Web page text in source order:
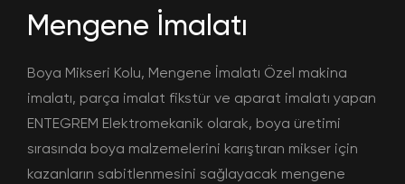
Mengene İmalatı
Boya Mikseri Kolu, Mengene İmalatı Özel makina
imalatı, parça imalat fikstür ve aparat imalatı yapan
ENTEGREM Elektromekanik olarak, boya üretimi
sırasında boya malzemelerini karıştıran mikser için
kazanların sabitlenmesini sağlayacak mengene